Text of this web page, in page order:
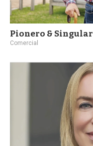
Pionero & Singular
Comercial